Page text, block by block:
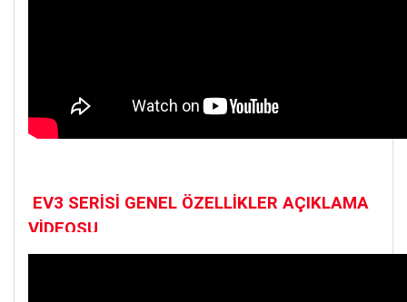
EV3 SERİSİ GENEL ÖZELLİKLER AÇIKLAMA
VİDEOSU